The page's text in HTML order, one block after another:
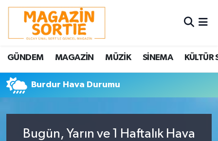
GÜNDEM MAGAZİN MÜZİK SİNEMA KÜLTÜR
Burdur Hava Durumu
Bugün, Yarın ve 1 Haftalık Hava
Nöbetçi Eczaneler
Hava Durumu
Trafik Durumu
Tüm Manşetler